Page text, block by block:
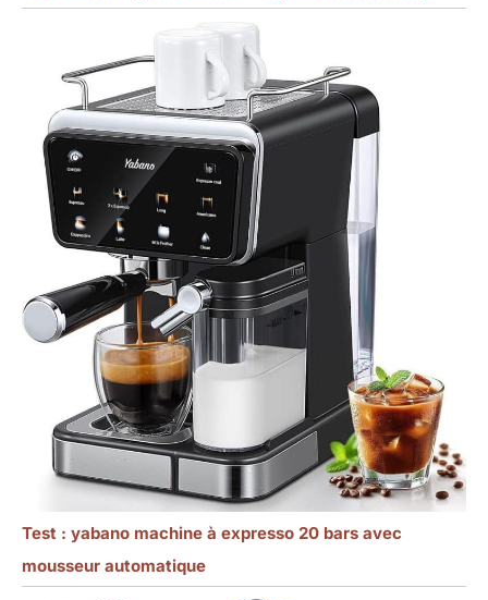
Test : yabano machine à expresso 20 bars avec
mousseur automatique